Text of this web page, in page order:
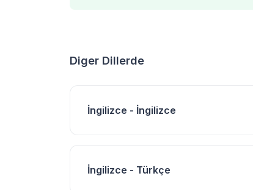
Diger Dillerde
İngilizce - İngilizce
İngilizce - Türkçe